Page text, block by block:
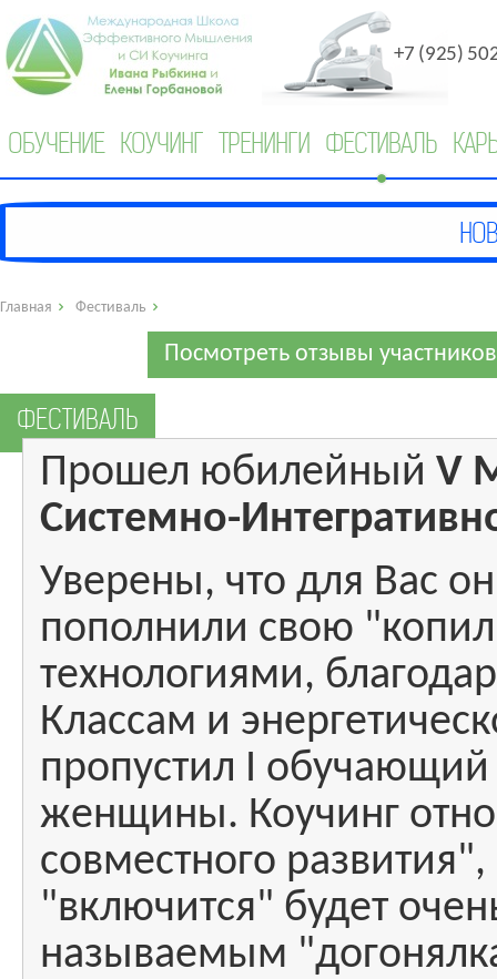
+7 (925)
ОБУЧЕНИЕ КОУЧИНГ ТРЕНИНГИ ФЕСТИВАЛЬ
Главная Фестиваль
Посмотреть отзывы участников
ФЕСТИВАЛЬ
Прошел юбилейный V
Системно-
Уверены, что для Вас
пополнили свою
технологиями,
Классам и
пропустил I
женщины. Коучинг
совместного
"включится" будет
называемым